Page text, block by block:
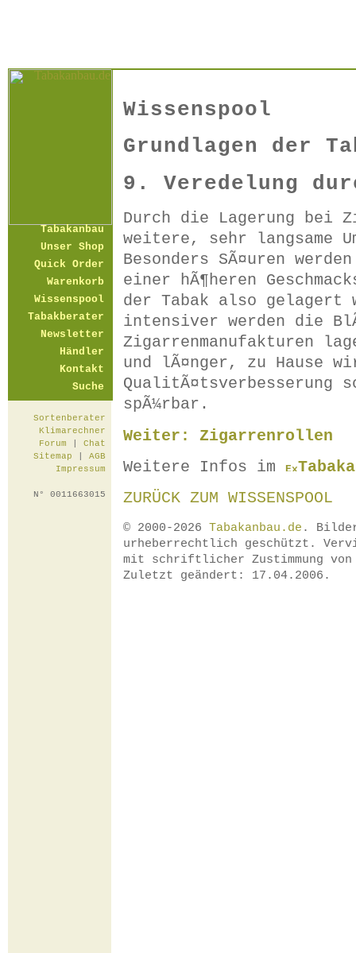
Tabakanbau
Unser Shop
Quick Order
Warenkorb
Wissenspool
Tabakberater
Newsletter
Händler
Kontakt
Suche
Sortenberater
Klimarechner
Forum
Chat
Sitemap
AGB
Impressum
N° 0011663015
Wissenspool
Grundlagen der
9. Veredelung
Durch die Lagerung bei
weitere, sehr langsame
Besonders SÃ¤uren
einer hÃ¶heren
der Tabak also gelagert
intensiver werden die
Zigarrenmanufakturen
und lÃ¤nger, zu Hause
QualitÃ¤tsverbesserung
spÃ¼rbar.
Weiter: Zigarrenrollen
Weitere Infos im
ZURÜCK ZUM WISSENSPOOL
© 2000-2026 Tabakanbau.de .
urheberrechtlich geschützt.
mit schriftlicher Zustimmung
Zuletzt geändert: 17.04.2006.